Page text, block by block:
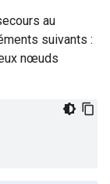
au
suivants :
nœuds